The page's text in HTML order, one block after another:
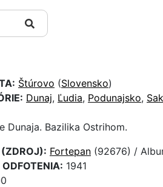
Štúrovo (Slovensko)
Dunaj, Ľudia, Podunajsko,
Dunaja. Bazilika Ostrihom.
Fortepan (92676) /
1941